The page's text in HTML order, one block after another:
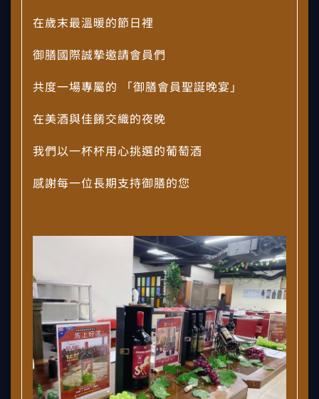
在歲末最溫暖的節日裡
御膳國際誠摯邀請會員們
共度一場專屬的 「御膳會員聖誕晚宴」
在美酒與佳餚交織的夜晚
我們以一杯杯用心挑選的葡萄酒
感謝每一位長期支持御膳的您